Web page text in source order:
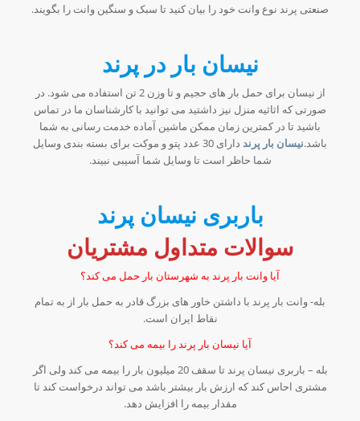
صنعتی پرند نوع وانت خود را بیان کنید تا سبک و سنگین وانت را بگویند.
نیسان بار در پرند
از نیسان برای حمل بار های حجیم و تا وزن 2 تن استفاده می شود. در
صورتی که اثاثیه منزل نیز داشتید می توانید با کارشناسان ما در تماس
باشید تا در کمترین زمان ممکن ماشین آماده خدمت رسانی به شما
باشد.نیسان بار پرند
دارای 30 عدد پتو و موکت برای بسته بندی وسایل
شما حاظر است تا وسایل شما آسیبی نبیند.
باربری نیسان پرند
سوالات متداول مشتریان
آیا وانت بار پرند به شهرستان بار حمل می کند؟
بله- وانت بار پرند با داشتن خاور های بزرگ قادر به حمل بار از به تمام
نقاط ایران است.
آیا نیسان بار پرند را بیمه می کند؟
بله – باربری نیسان پرند تا سقف 20 میلیون بار را بیمه می کند ولی اگر
مشتری احاس کند که ارزش بار بیشتر باشد می تواند درخواست کند تا
مقدار بیمه را افزایش دهد.